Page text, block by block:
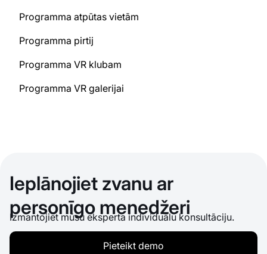
Programma atpūtas vietām
Programma pirtij
Programma VR klubam
Programma VR galerijai
Ieplānojiet zvanu ar
personīgo menedžeri
Izmantojiet mūsu eksperta individuālu konsultāciju.
Pieteikt demo